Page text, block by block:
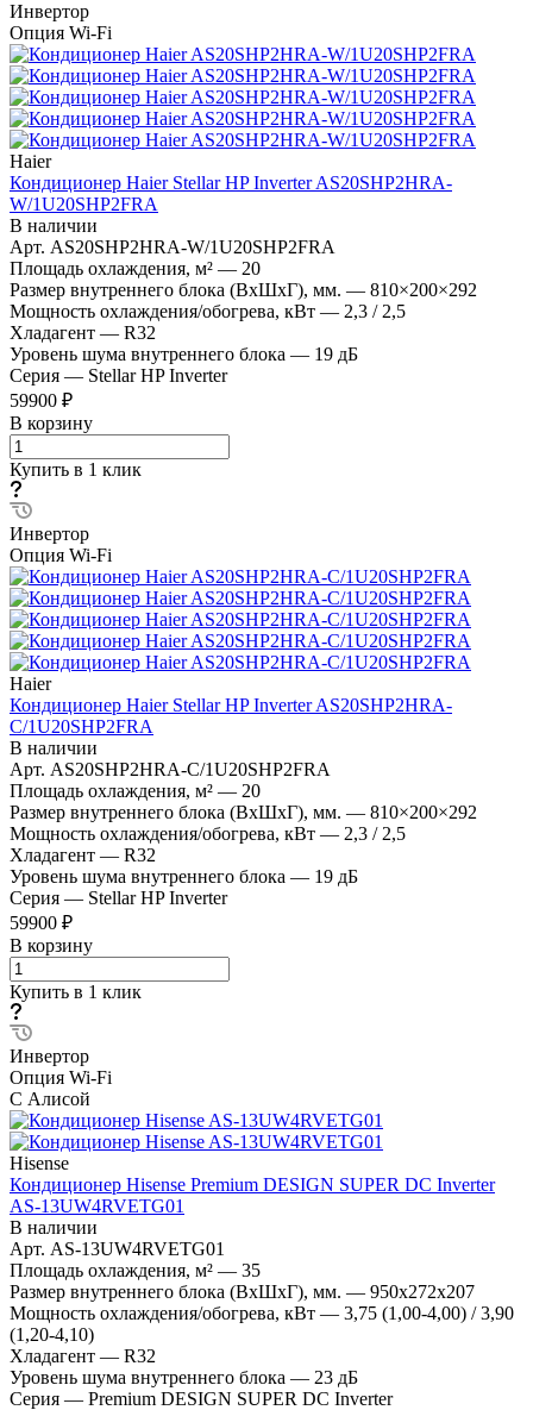
Инвертор
Опция Wi-Fi
Haier
Кондиционер Haier Stellar HP Inverter AS20SHP2HRA-
W/1U20SHP2FRA
В наличии
Арт. AS20SHP2HRA-W/1U20SHP2FRA
Площадь охлаждения, м² — 20
Размер внутреннего блока (ВхШхГ), мм. — 810×200×292
Мощность охлаждения/обогрева, кВт — 2,3 / 2,5
Хладагент — R32
Уровень шума внутреннего блока — 19 дБ
Серия — Stellar HP Inverter
59900 ₽
В корзину
Купить в 1 клик
Инвертор
Опция Wi-Fi
Haier
Кондиционер Haier Stellar HP Inverter AS20SHP2HRA-
C/1U20SHP2FRA
В наличии
Арт. AS20SHP2HRA-C/1U20SHP2FRA
Площадь охлаждения, м² — 20
Размер внутреннего блока (ВхШхГ), мм. — 810×200×292
Мощность охлаждения/обогрева, кВт — 2,3 / 2,5
Хладагент — R32
Уровень шума внутреннего блока — 19 дБ
Серия — Stellar HP Inverter
59900 ₽
В корзину
Купить в 1 клик
Инвертор
Опция Wi-Fi
С Алисой
Hisense
Кондиционер Hisense Premium DESIGN SUPER DC Inverter
AS-13UW4RVETG01
В наличии
Арт. AS-13UW4RVETG01
Площадь охлаждения, м² — 35
Размер внутреннего блока (ВхШхГ), мм. — 950x272x207
Мощность охлаждения/обогрева, кВт — 3,75 (1,00-4,00) / 3,90
(1,20-4,10)
Хладагент — R32
Уровень шума внутреннего блока — 23 дБ
Серия — Premium DESIGN SUPER DC Inverter